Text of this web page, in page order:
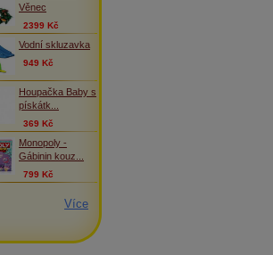
Věnec
2399 Kč
Vodní skluzavka
949 Kč
Houpačka Baby s
pískátk...
369 Kč
Monopoly -
Gábinin kouz...
799 Kč
Více